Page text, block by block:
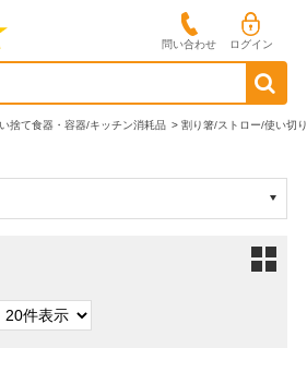
問い合わせ ログイン
捨て食器・容器/キッチン消耗品 > 割り箸/ストロー/使い切